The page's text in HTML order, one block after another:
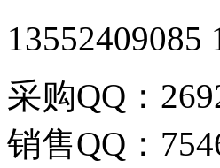
13552409085
采购QQ：
销售QQ：